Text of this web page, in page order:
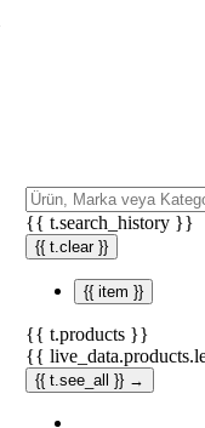
{{ t.search_history }}
{{ t.clear }}
{{ item }}
{{ t.products }}
{{
{{ t.see_all }} →